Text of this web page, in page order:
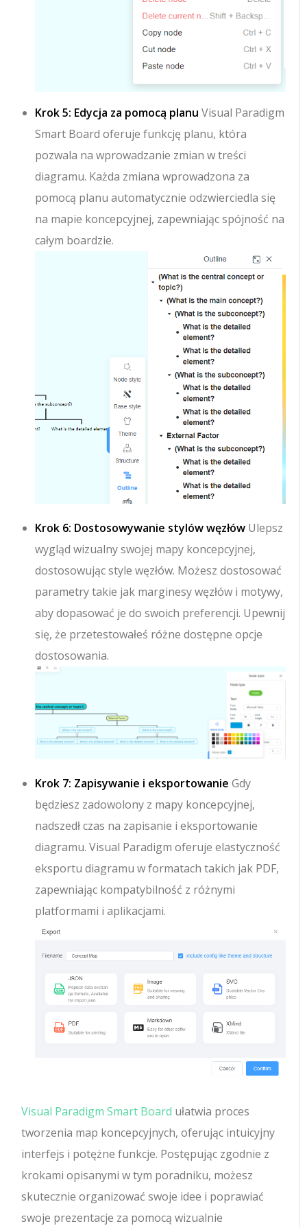
Krok 5: Edycja za pomocą planu Visual Paradigm
Smart Board oferuje funkcję planu, która
pozwala na wprowadzanie zmian w treści
diagramu. Każda zmiana wprowadzona za
pomocą planu automatycznie odzwierciedla się
na mapie koncepcyjnej, zapewniając spójność na
całym boardzie.
Krok 6: Dostosowywanie stylów węzłów Ulepsz
wygląd wizualny swojej mapy koncepcyjnej,
dostosowując style węzłów. Możesz dostosować
parametry takie jak marginesy węzłów i motywy,
aby dopasować je do swoich preferencji. Upewnij
się, że przetestowałeś różne dostępne opcje
dostosowania.
Krok 7: Zapisywanie i eksportowanie Gdy
będziesz zadowolony z mapy koncepcyjnej,
nadszedł czas na zapisanie i eksportowanie
diagramu. Visual Paradigm oferuje elastyczność
eksportu diagramu w formatach takich jak PDF,
zapewniając kompatybilność z różnymi
platformami i aplikacjami.
Visual Paradigm Smart Board ułatwia proces
tworzenia map koncepcyjnych, oferując intuicyjny
interfejs i potężne funkcje. Postępując zgodnie z
krokami opisanymi w tym poradniku, możesz
skutecznie organizować swoje idee i poprawiać
swoje prezentacje za pomocą wizualnie